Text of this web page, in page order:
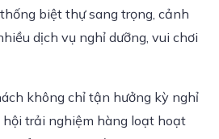
biệt thự sang trọng, cảnh
dịch vụ nghỉ dưỡng, vui chơi
không chỉ tận hưởng kỳ nghỉ
hội trải nghiệm hàng loạt hoạt